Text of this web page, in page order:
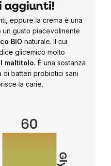
aggiunti!
eppure la crema è una
gusto piacevolmente
BIO naturale. Il cui
glicemico molto
maltitolo. È una sostanza
di batteri probiotici sani
la carie.